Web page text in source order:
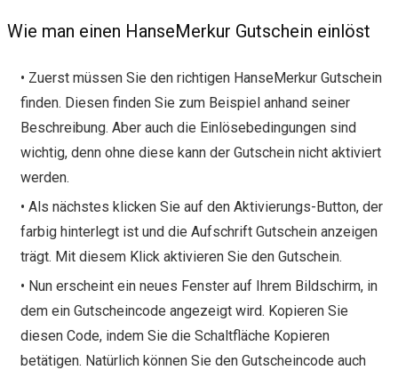
Wie man einen HanseMerkur Gutschein einlöst
• Zuerst müssen Sie den richtigen HanseMerkur Gutschein
finden. Diesen finden Sie zum Beispiel anhand seiner
Beschreibung. Aber auch die Einlösebedingungen sind
wichtig, denn ohne diese kann der Gutschein nicht aktiviert
werden.
• Als nächstes klicken Sie auf den Aktivierungs-Button, der
farbig hinterlegt ist und die Aufschrift Gutschein anzeigen
trägt. Mit diesem Klick aktivieren Sie den Gutschein.
• Nun erscheint ein neues Fenster auf Ihrem Bildschirm, in
dem ein Gutscheincode angezeigt wird. Kopieren Sie
diesen Code, indem Sie die Schaltfläche Kopieren
betätigen. Natürlich können Sie den Gutscheincode auch